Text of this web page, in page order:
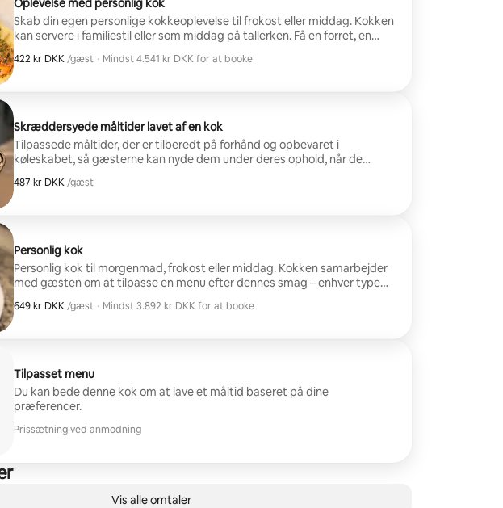
Skab din egen personlige kokkeoplevelse til frokost eller middag. Kokken
kan servere i familiestil eller som middag på tallerken. Få en forret, en
salat og en middagsret med to tilbehør. Enhver type mad efter eget valg.
Priserne starter fra 55 USD – afhængigt af menuvælg og antal personer.
422 kr DKK /gæst
422 kr DKK per gæst
· Mindst 4.541 kr DKK for at booke
Skræddersyede måltider lavet af en kok
Tilpassede måltider, der er tilberedt på forhånd og opbevaret i
køleskabet, så gæsterne kan nyde dem under deres ophold, når de
tilbereder færdiglavede måltider, så din rejse bliver mere afslappende, og
487 kr DKK /gæst
487 kr DKK per gæst
Personlig kok
Personlig kok til morgenmad, frokost eller middag. Kokken samarbejder
med gæsten om at tilpasse en menu efter dennes smag – enhver type
din anmodning.
649 kr DKK /gæst
649 kr DKK per gæst
· Mindst 3.892 kr DKK for at booke
Tilpasset menu
Du kan bede denne kok om at lave et måltid baseret på dine
præferencer.
Prissætning ved anmodning
2 omtaler
Vis alle omtaler